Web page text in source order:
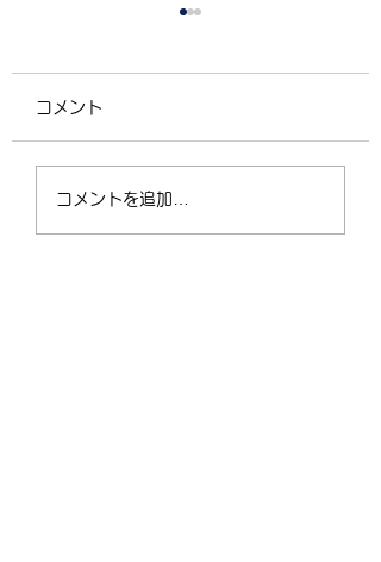
4/2（木）18:30〜
21:00 フリークラス
コメント
コメントを追加…